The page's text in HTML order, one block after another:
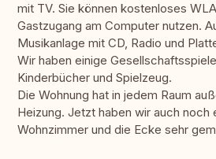
mit TV. Sie können kostenloses
Gastzugang am Computer nutzen.
Musikanlage mit CD, Radio und
Wir haben einige
Kinderbücher und Spielzeug.
Die Wohnung hat in jedem Raum
Heizung. Jetzt haben wir auch noch
Wohnzimmer und die Ecke sehr